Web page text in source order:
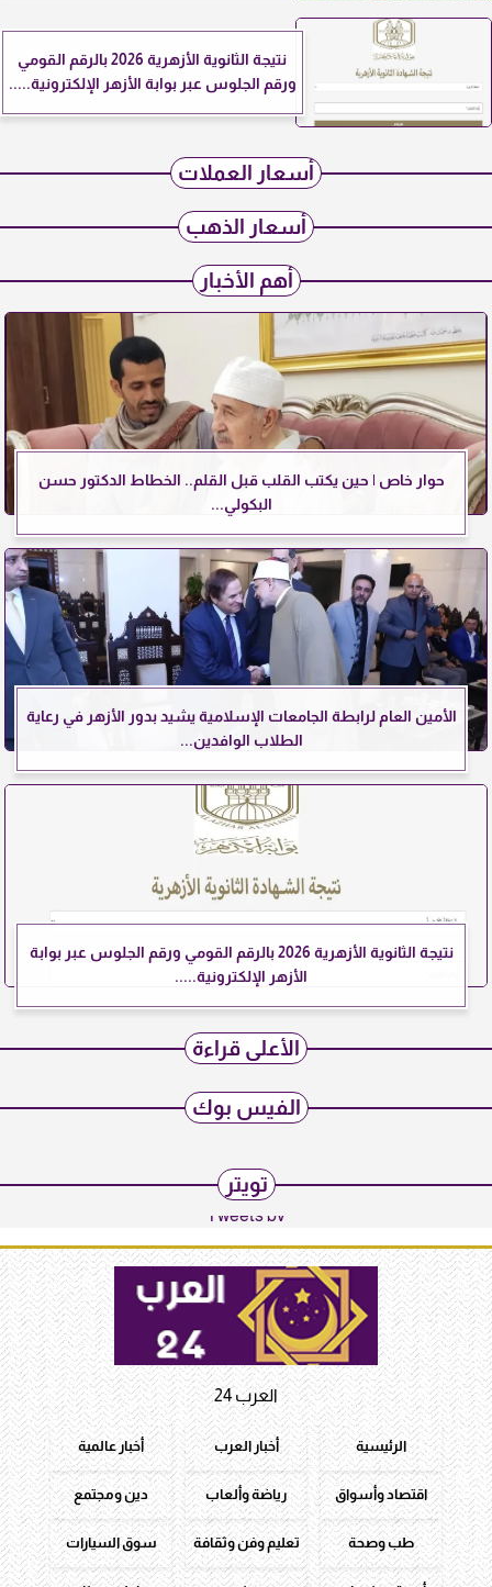
نتيجة الثانوية الأزهرية 2026 بالرقم القومي
ورقم الجلوس عبر بوابة الأزهر الإلكترونية.....
أسعار العملات
أسعار الذهب
أهم الأخبار
حوار خاص | حين يكتب القلب قبل القلم.. الخطاط الدكتور حسن
البكولي...
الأمين العام لرابطة الجامعات الإسلامية يشيد بدور الأزهر في رعاية
الطلاب الوافدين...
نتيجة الثانوية الأزهرية 2026 بالرقم القومي ورقم الجلوس عبر بوابة
الأزهر الإلكترونية.....
الأعلى قراءة
الفيس بوك
تويتر
Tweets by
العرب 24
الرئيسية أخبار العرب أخبار عالمية
اقتصاد وأسواق رياضة وألعاب دين ومجتمع
طب وصحة تعليم وفن وثقافة سوق السيارات